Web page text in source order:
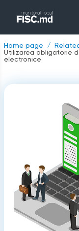
Home page
Utilizarea obligatorie
electronice